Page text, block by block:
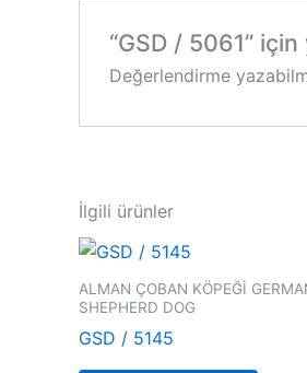
“GSD / 5061”
Değerlendirme
İlgili ürünler
ALMAN ÇOBAN KÖPEĞİ
SHEPHERD DOG
GSD / 5145